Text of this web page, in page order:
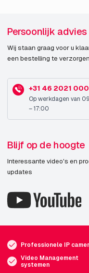
Persoonlijk
Wij staan graag voor u
een bestelling te
+31 46 2021 000
Op werkdagen van
– 17:00
Blijf op de hoogte
Interessante video's en
updates
Professionele IP
Video Management
systemen